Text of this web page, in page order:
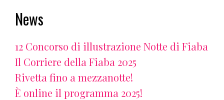
News
12 Concorso di illustrazione Notte di Fiaba
Il Corriere della Fiaba 2025
Rivetta fino a mezzanotte!
È online il programma 2025!